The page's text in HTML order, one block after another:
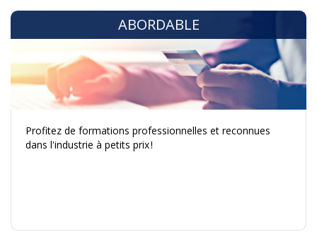
ABORDABLE
Profitez de formations professionnelles et reconnues
dans l'industrie à petits prix !